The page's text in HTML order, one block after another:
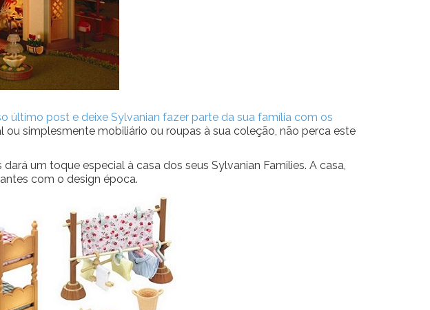
último post e deixe Sylvanian fazer parte da sua família com os
ou simplesmente mobiliário ou roupas à sua coleção, não perca este
um toque especial à casa dos seus Sylvanian Families. A casa,
com o design época.